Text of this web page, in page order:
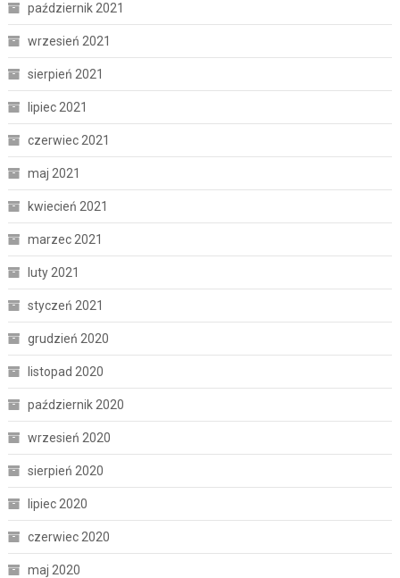
październik 2021
wrzesień 2021
sierpień 2021
lipiec 2021
czerwiec 2021
maj 2021
kwiecień 2021
marzec 2021
luty 2021
styczeń 2021
grudzień 2020
listopad 2020
październik 2020
wrzesień 2020
sierpień 2020
lipiec 2020
czerwiec 2020
maj 2020